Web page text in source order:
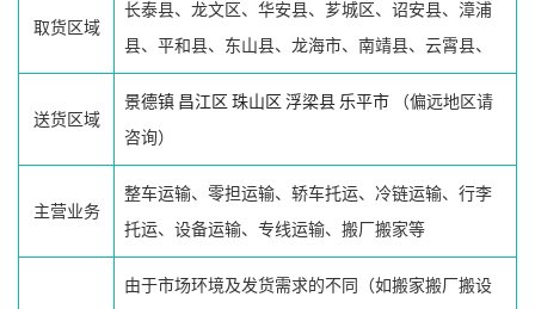
取货区域
长泰县、龙文区、华安县、芗城区、诏安县、漳浦
县、平和县、东山县、龙海市、南靖县、云霄县、
送货区域
景德镇 昌江区 珠山区 浮梁县 乐平市 （偏远地区请
咨询）
主营业务
整车运输、零担运输、轿车托运、冷链运输、行李
托运、设备运输、专线运输、搬厂搬家等
由于市场环境及发货需求的不同（如搬家搬厂搬设